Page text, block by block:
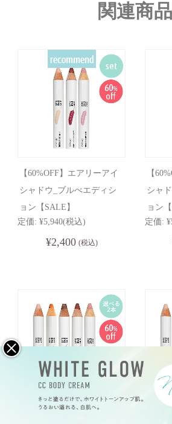
関連商品
【60%OFF】エアリーアイ
シャドウ_ブルべエディシ
ョン【SALE】
定価: ¥5,940(税込)
¥2,400 (税込)
【
シャ
ョン
定価:
【60%OFF】エアリーアイ